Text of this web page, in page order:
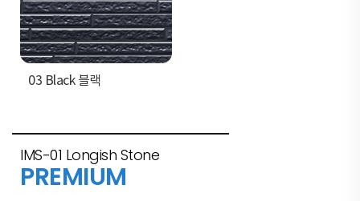
03 Black 블랙
IMS-01 Longish Stone
PREMIUM